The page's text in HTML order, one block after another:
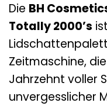
Die BH
Totally 2000’s
Zeitmaschine,
Jahrzehnt voller
unvergesslicher